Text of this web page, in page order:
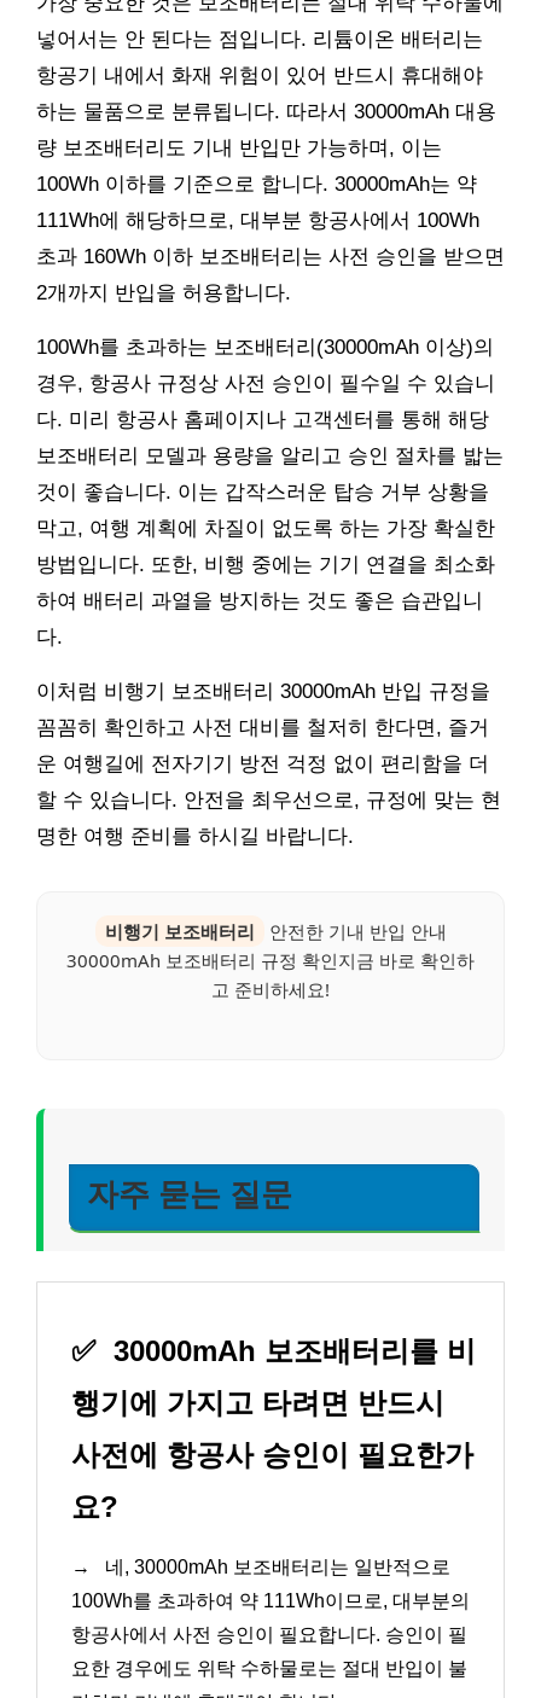
넣어서는 안 된다는 점입니다. 리튬이온 배터리는
항공기 내에서 화재 위험이 있어 반드시 휴대해야
하는 물품으로 분류됩니다. 따라서 30000mAh 대용
량 보조배터리도 기내 반입만 가능하며, 이는
100Wh 이하를 기준으로 합니다. 30000mAh는 약
111Wh에 해당하므로, 대부분 항공사에서 100Wh
초과 160Wh 이하 보조배터리는 사전 승인을 받으면
2개까지 반입을 허용합니다.
100Wh를 초과하는 보조배터리(30000mAh 이상)의
경우, 항공사 규정상 사전 승인이 필수일 수 있습니
다. 미리 항공사 홈페이지나 고객센터를 통해 해당
보조배터리 모델과 용량을 알리고 승인 절차를 밟는
것이 좋습니다. 이는 갑작스러운 탑승 거부 상황을
막고, 여행 계획에 차질이 없도록 하는 가장 확실한
방법입니다. 또한, 비행 중에는 기기 연결을 최소화
하여 배터리 과열을 방지하는 것도 좋은 습관입니
다.
이처럼 비행기 보조배터리 30000mAh 반입 규정을
꼼꼼히 확인하고 사전 대비를 철저히 한다면, 즐거
운 여행길에 전자기기 방전 걱정 없이 편리함을 더
할 수 있습니다. 안전을 최우선으로, 규정에 맞는 현
명한 여행 준비를 하시길 바랍니다.
비행기 보조배터리
안전한 기내 반입 안내
30000mAh 보조배터리 규정 확인지금 바로 확인하
고 준비하세요!
자주 묻는 질문
✅ 30000mAh 보조배터리를 비
행기에 가지고 타려면 반드시
사전에 항공사 승인이 필요한가
요?
→
네, 30000mAh 보조배터리는 일반적으로
100Wh를 초과하여 약 111Wh이므로, 대부분의
항공사에서 사전 승인이 필요합니다. 승인이 필
요한 경우에도 위탁 수하물로는 절대 반입이 불